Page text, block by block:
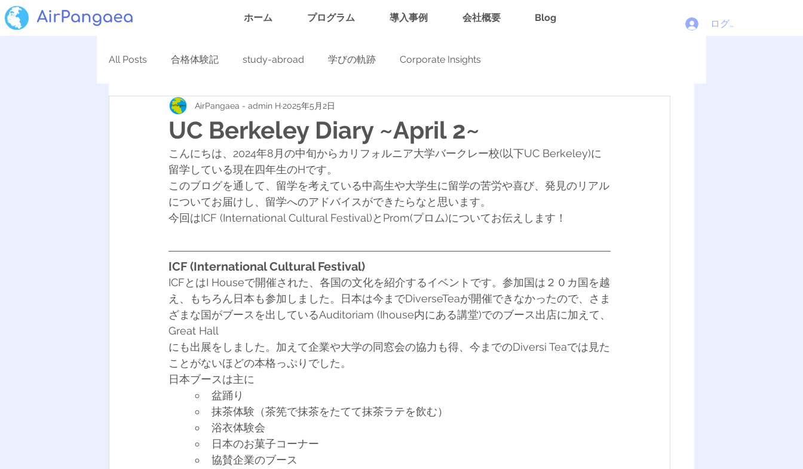
ログイン
ホーム プログラム 導入事例 会社概要 Blog
All Posts 合格体験記 study-abroad 学びの軌跡 Corporate Insights
UC Berkeley Diary ~April 2~
AirPangaea - admin H 2025年5月2日
こんにちは、2024年8月の中旬からカリフォルニア大学バークレー校(以下UC Berkeley)に
留学している現在四年生のHです。
このブログを通して、留学を考えている中高生や大学生に留学の苦労や喜び、発見のリアル
についてお届けし、留学へのアドバイスができたらなと思います。
今回はICF (International Cultural Festival)とProm(プロム)についてお伝えします！
ICF (International Cultural Festival)
ICFとはI Houseで開催された、各国の文化を紹介するイベントです。参加国は２０カ国を越
え、もちろん日本も参加しました。日本は今までDiverseTeaが開催できなかったので、さま
ざまな国がブースを出しているAuditoriam (Ihouse内にある講堂)でのブース出店に加えて、
Great Hall
にも出展をしました。加えて企業や大学の同窓会の協力も得、今までのDiversi Teaでは見た
ことがないほどの本格っぷりでした。
日本ブースは主に
盆踊り
抹茶体験（茶筅で抹茶をたてて抹茶ラテを飲む）
浴衣体験会
日本のお菓子コーナー
協賛企業のブース